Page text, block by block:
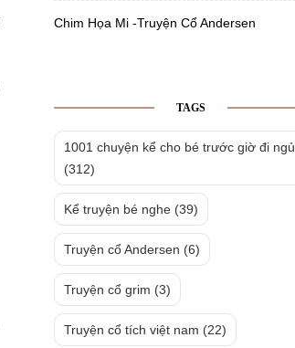
Chim Họa Mi -Truyện Cổ Andersen
TAGS
1001 chuyện kể cho bé trước giờ đi ngủ
(312)
Kể truyện bé nghe (39)
Truyện cổ Andersen (6)
Truyện cổ grim (3)
Truyện cổ tích việt nam (22)